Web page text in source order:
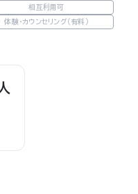
相互利用可
体験・カウンセリング（有料）